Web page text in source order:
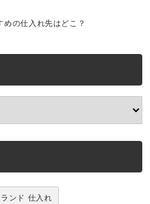
の仕入れ先はどこ？
ンド 仕入れ